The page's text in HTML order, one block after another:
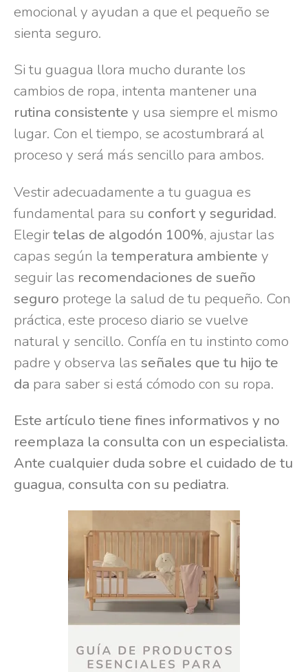
emocional y ayudan a que el pequeño se
sienta seguro.
Si tu guagua llora mucho durante los
cambios de ropa, intenta mantener una
rutina consistente y usa siempre el mismo
lugar. Con el tiempo, se acostumbrará al
proceso y será más sencillo para ambos.
Vestir adecuadamente a tu guagua es
fundamental para su confort y seguridad.
Elegirtelas de algodón 100%, ajustar las
capas según la temperatura ambiente y
seguir las recomendaciones de sueño
seguro protege la salud de tu pequeño. Con
práctica, este proceso diario se vuelve
natural y sencillo. Confía en tu instinto como
padre y observa las señales que tu hijo te
da para saber si está cómodo con su ropa.
Este artículo tiene fines informativos y no
reemplaza la consulta con un especialista.
Ante cualquier duda sobre el cuidado de tu
guagua, consulta con su pediatra.